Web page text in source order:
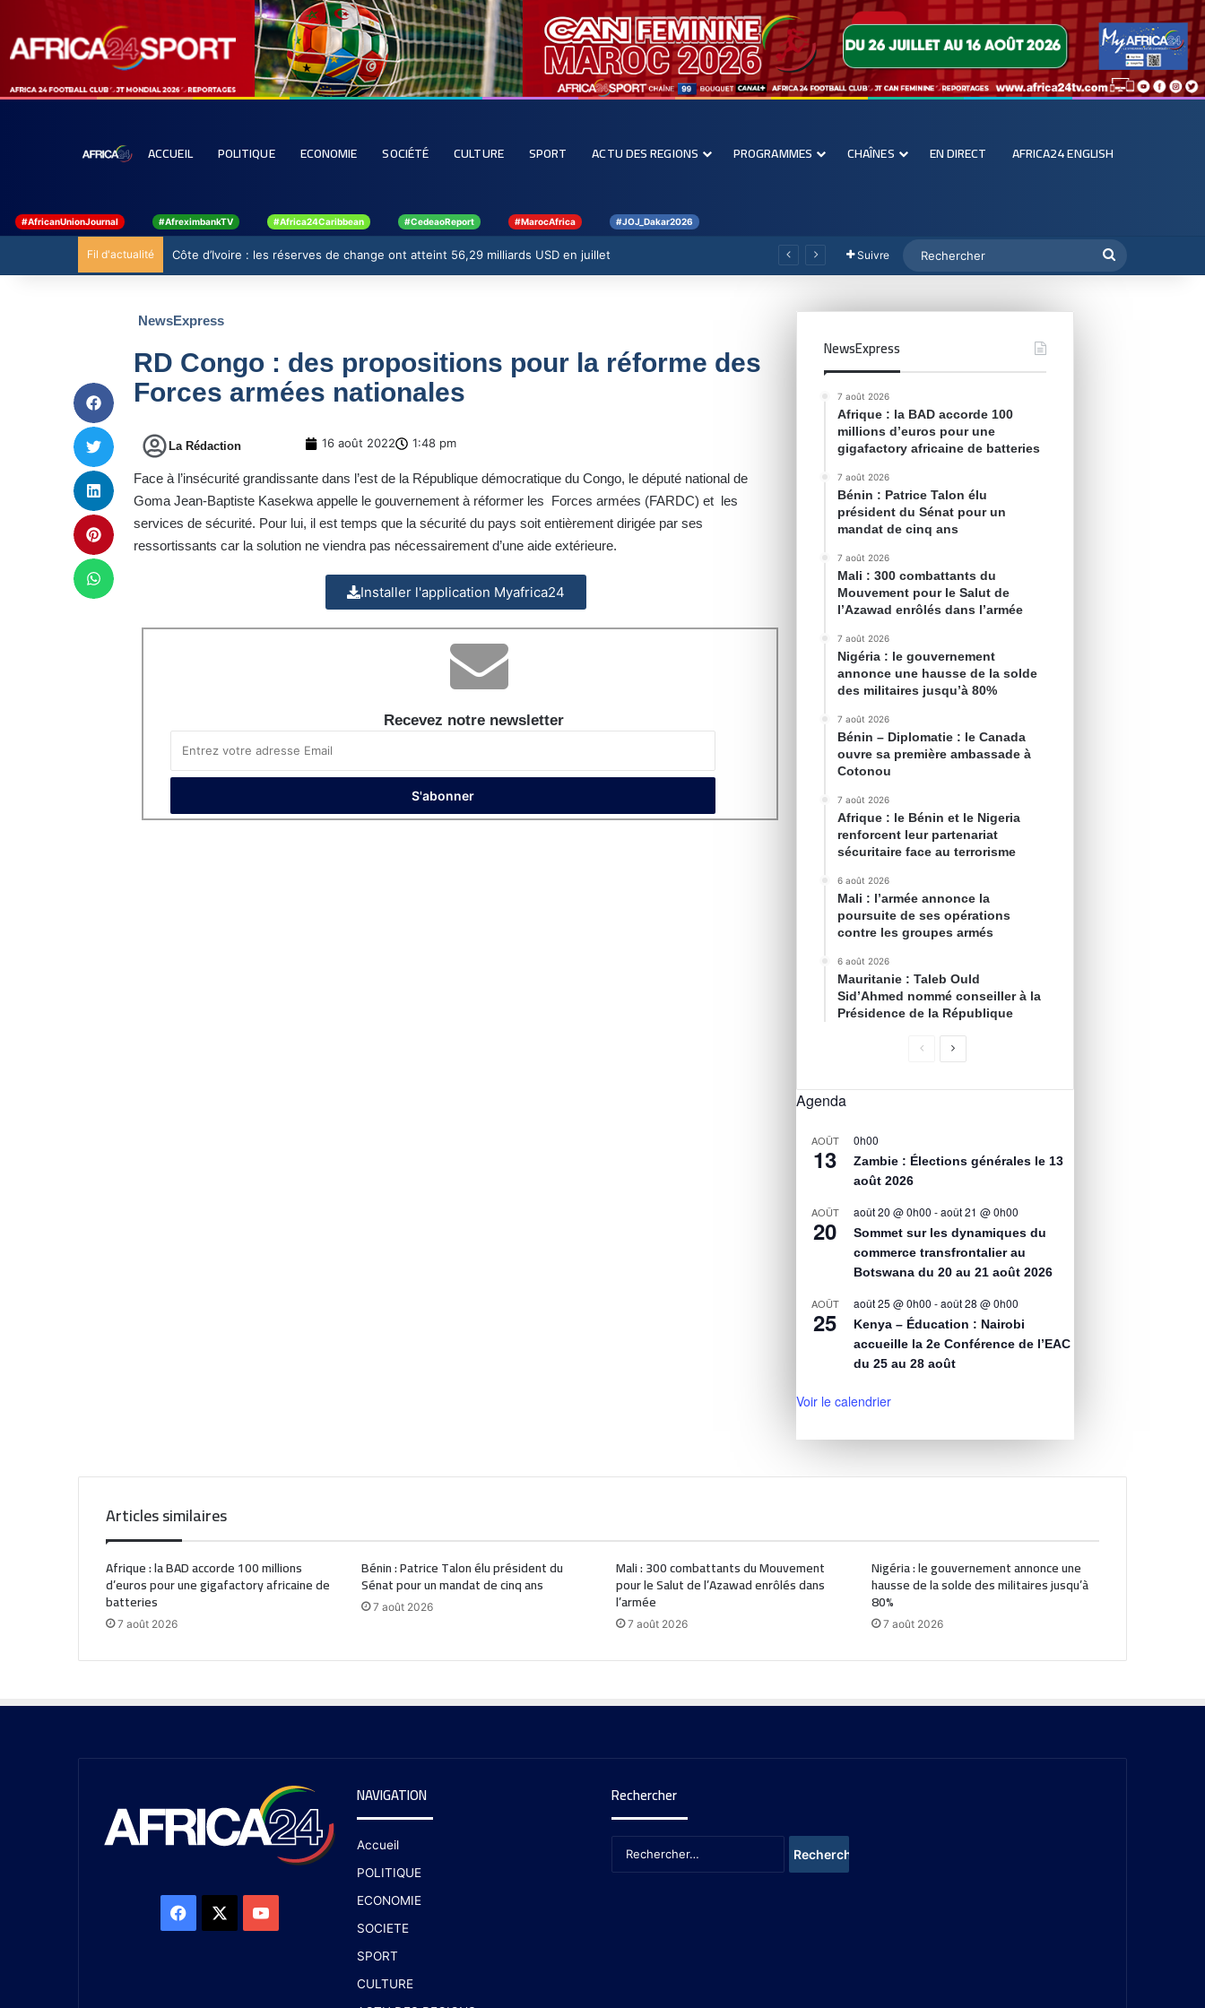
ACCUEIL POLITIQUE ECONOMIE SOCIÉTÉ CULTURE SPORT ACTU DES REGIONS PROGRAMMES CHAÎNES EN DIRECT AFRICA24 ENGLISH
#AfricanUnionJournal #AfreximbankTV #Africa24Caribbean #CedeaoReport #MarocAfrica #JOJ_Dakar2026
Fil d'actualité Côte d’Ivoire : les réserves de change ont atteint 56,29 milliards USD en juillet Suivre
NewsExpress
RD Congo : des propositions pour la réforme des
Forces armées nationales
La Rédaction 16 août 2022 1:48 pm
Face à l’insécurité grandissante dans l’est de la République démocratique du Congo, le député national de
Goma Jean-Baptiste Kasekwa appelle le gouvernement à réformer les Forces armées (FARDC) et les
services de sécurité. Pour lui, il est temps que la sécurité du pays soit entièrement dirigée par ses
ressortissants car la solution ne viendra pas nécessairement d’une aide extérieure.
Installer l'application Myafrica24
Recevez notre newsletter
NewsExpress
7 août 2026
Afrique : la BAD accorde 100
millions d’euros pour une
gigafactory africaine de batteries
7 août 2026
Bénin : Patrice Talon élu
président du Sénat pour un
mandat de cinq ans
7 août 2026
Mali : 300 combattants du
Mouvement pour le Salut de
l’Azawad enrôlés dans l’armée
7 août 2026
Nigéria : le gouvernement
annonce une hausse de la solde
des militaires jusqu’à 80%
7 août 2026
Bénin – Diplomatie : le Canada
ouvre sa première ambassade à
Cotonou
7 août 2026
Afrique : le Bénin et le Nigeria
renforcent leur partenariat
sécuritaire face au terrorisme
6 août 2026
Mali : l’armée annonce la
poursuite de ses opérations
contre les groupes armés
6 août 2026
Mauritanie : Taleb Ould
Sid’Ahmed nommé conseiller à la
Présidence de la République
Agenda
AOÛT
13
0h00
Zambie : Élections générales le 13
août 2026
AOÛT
20
août 20 @ 0h00 -août 21 @ 0h00
Sommet sur les dynamiques du
commerce transfrontalier au
Botswana du 20 au 21 août 2026
AOÛT
25
août 25 @ 0h00 -août 28 @ 0h00
Kenya – Éducation : Nairobi
accueille la 2e Conférence de l’EAC
du 25 au 28 août
Voir le calendrier
Articles similaires
Afrique : la BAD accorde 100 millions
d’euros pour une gigafactory africaine de
batteries
7 août 2026
Bénin : Patrice Talon élu président du
Sénat pour un mandat de cinq ans
7 août 2026
Mali : 300 combattants du Mouvement
pour le Salut de l’Azawad enrôlés dans
l’armée
7 août 2026
Nigéria : le gouvernement annonce une
hausse de la solde des militaires jusqu’à
80%
7 août 2026
NAVIGATION
Accueil
POLITIQUE
ECONOMIE
SOCIETE
SPORT
CULTURE
Rechercher